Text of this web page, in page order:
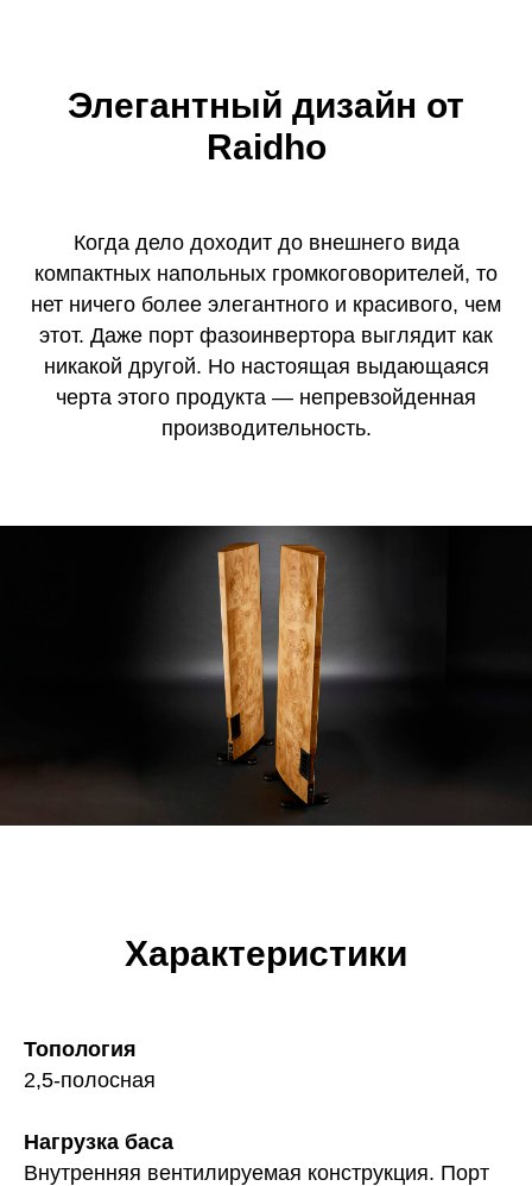
Элегантный дизайн от
Raidho
Когда дело доходит до внешнего вида
компактных напольных громкоговорителей, то
нет ничего более элегантного и красивого, чем
этот. Даже порт фазоинвертора выглядит как
никакой другой. Но настоящая выдающаяся
черта этого продукта — непревзойденная
производительность.
Характеристики
Топология
2,5-полосная
Нагрузка баса
Внутренняя вентилируемая конструкция. Порт